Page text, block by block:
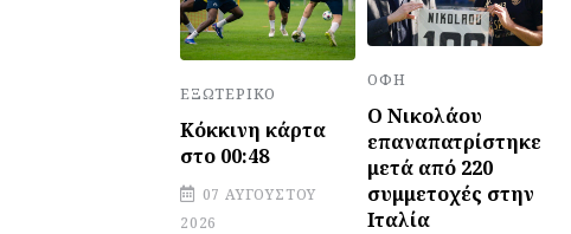
ΕΞΩΤΕΡΙΚΌ
Κόκκινη κάρτα
στο 00:48
07 ΑΥΓΟΎΣΤΟΥ
2026
ΟΦΗ
Ο Νικολάου
επαναπατρίστηκε
μετά από 220
συμμετοχές στην
Ιταλία